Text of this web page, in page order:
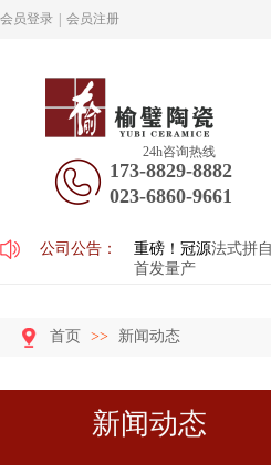
24h咨询热线
173-8829-8882
023-6860-9661
会员登录 会员注册
公司公告： 重磅！冠源法式拼
首发量产
首页 >> 新闻动态
新闻动态